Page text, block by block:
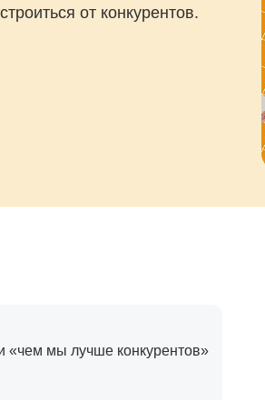
от конкурентов.
«чем мы лучше конкурентов»